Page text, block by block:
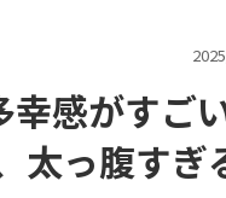
幸感がすご
太っ腹すぎ